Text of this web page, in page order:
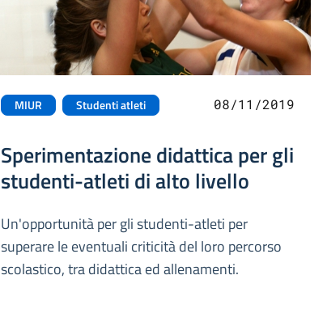
MIUR Studenti atleti 08/11/2019
Sperimentazione didattica per gli
studenti-atleti di alto livello
Un'opportunità per gli studenti-atleti per
superare le eventuali criticità del loro percorso
scolastico, tra didattica ed allenamenti.